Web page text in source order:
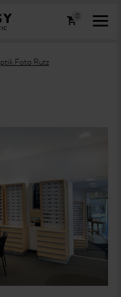
Foto Rutz